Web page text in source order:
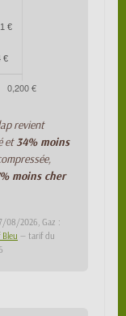
revient
et34% moins
moins cher
08/2026, Gaz :
Bleu — tarif du